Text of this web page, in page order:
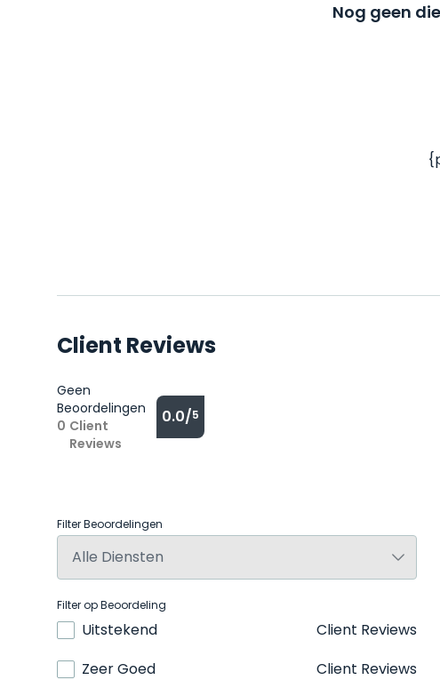
Nog geen
Client Reviews
Geen
Beoordelingen
0 Client
Reviews
0.0/5
Filter Beoordelingen
Filter op Beoordeling
Uitstekend
Client Reviews
Zeer Goed
Client Reviews